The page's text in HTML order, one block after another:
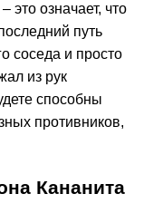
это означает, что
путь
соседа и просто
из рук
способны
противников,
Кананита